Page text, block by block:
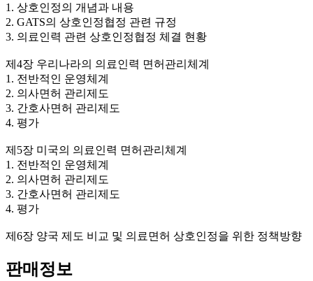
1. 상호인정의 개념과 내용
2. GATS의 상호인정협정 관련 규정
3. 의료인력 관련 상호인정협정 체결 현황
제4장 우리나라의 의료인력 면허관리체계
1. 전반적인 운영체계
2. 의사면허 관리제도
3. 간호사면허 관리제도
4. 평가
제5장 미국의 의료인력 면허관리체계
1. 전반적인 운영체계
2. 의사면허 관리제도
3. 간호사면허 관리제도
4. 평가
제6장 양국 제도 비교 및 의료면허 상호인정을 위한 정책방향
판매정보